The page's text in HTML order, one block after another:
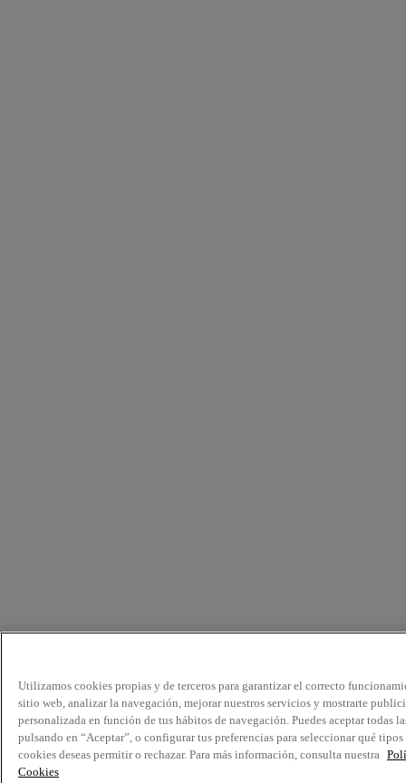
Utilizamos cookies propias y de terceros para garantizar el correcto
sitio web, analizar la navegación, mejorar nuestros servicios y mostrarte
personalizada en función de tus hábitos de navegación. Puedes aceptar todas
pulsando en “Aceptar”, o configurar tus preferencias para seleccionar qué tipos
cookies deseas permitir o rechazar. Para más información, consulta nuestra
Cookies